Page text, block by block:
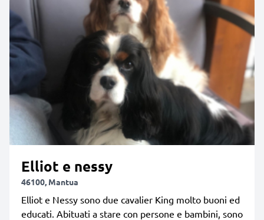
Elliot e nessy
46100, Mantua
Elliot e Nessy sono due cavalier King molto buoni ed
educati. Abituati a stare con persone e bambini, sono